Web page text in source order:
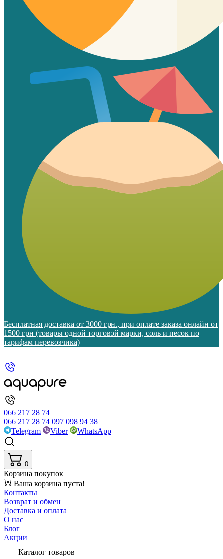
Бесплатная доставка от 3000 грн., при оплате заказа онлайн от
1500 грн (товары одной торговой марки, соль и песок по
тарифам перевозчика)
066 217 28 74
066 217 28 74 097 098 94 38
Telegram
Viber WhatsApp
0
Корзина покупок
Ваша корзина пуста!
Контакты
Возврат и обмен
Доставка и оплата
О нас
Блог
Акции
Каталог товаров